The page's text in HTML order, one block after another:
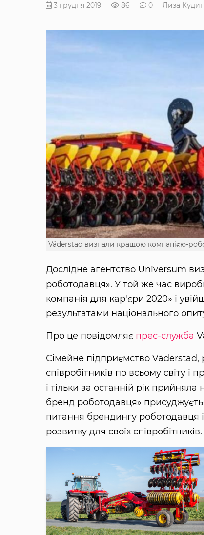
3 грудня 2019 86 0 Лиза
Väderstad визнали кращою компанією-
Дослідне агентство Universum
роботодавця». У той же час
компанія для кар'єри 2020» і
результатами національного
Про це повідомляє прес-служба
Сімейне підприємство Väderstad,
співробітників по всьому світу
і тільки за останній рік
бренд роботодавця»
питання брендингу роботодавця
розвитку для своїх співробітників.